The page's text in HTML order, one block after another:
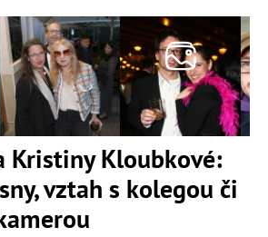
Kristiny Kloubkové:
vztah s kolegou či